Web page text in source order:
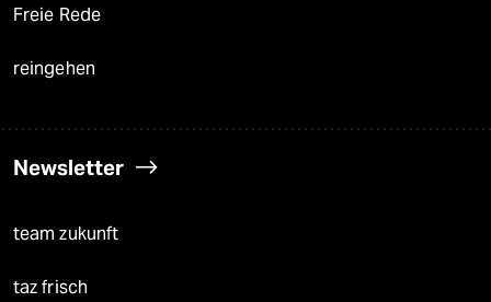
Freie Rede
reingehen
Newsletter
team zukunft
taz frisch